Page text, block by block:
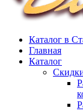
Каталог в
Главная
Каталог